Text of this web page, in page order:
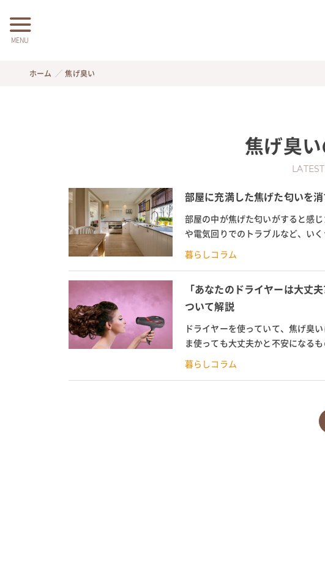
MENU
ホーム 焦げ臭い
焦げ臭い
部屋に充満した焦げた匂いを
部屋の中が焦げた匂いがすると感
や電気回りでのトラブルなど、い
その焦げた匂いを消す方法を詳しく
暮らしコラム
「あなたのドライヤーは大丈
ついて解説
ドライヤーを使っていて、焦げ臭
ま使っても大丈夫かと不安になる
と、使い続けるとどうなるのかを解
暮らしコラム